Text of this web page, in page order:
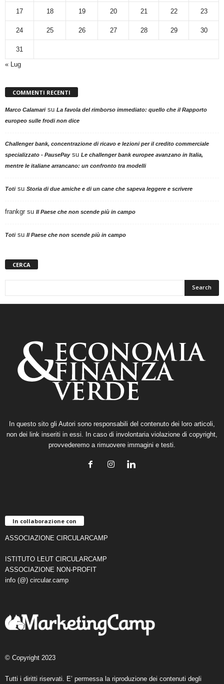
17 18 19 20 21 22 23
24 25 26 27 28 29 30
31
« Lug
COMMENTI RECENTI
Marco Calamarisu La favola del rimborso immediato: quello che il Rapporto
europeo sulle frodi non dice
Challenger bank, concentrazione di ricavo e lezioni per il credito commerciale
specializzato - PausePaysu Le challenger bank europee avanzano in Italia,
mentre le italiane arrancano: un confronto tra modelli
Totisu Storia di due amiche e di un cane che sapeva leggere e scrivere
frankgr su Il Paese che non scende più in campo
Totisu Il Paese che non scende più in campo
CERCA
In questo sito gli Autori sono responsabili del contenuto dei loro articoli,
non dei link inseriti in essi. In caso di involontaria violazione di copyright,
provvederemo a rimuovere immagini e testi.
In collaborazione con
ASSOCIAZIONE CIRCULARCAMP
ISTITUTO LEUT CIRCULARCAMP
ASSOCIAZIONE NON-PROFIT
info (@) circular.camp
© Copyright 2023
Tutti i diritti riservati. E’ permessa la riproduzione dei contenuti degli